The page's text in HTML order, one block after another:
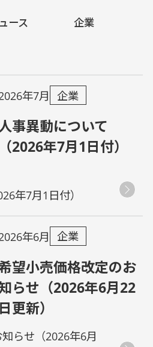
ース
企業
年7月 企業
事異動について
（2026年7月1日付）
年7月1日付）
年6月 企業
望小売価格改定のお
らせ（2026年6月22
日更新）
らせ（2026年6月